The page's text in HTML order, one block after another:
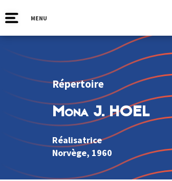
MENU
Répertoire
Mona J. HOEL
Réalisatrice
Norvège, 1960